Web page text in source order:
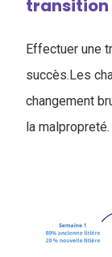
transition
Effectuer une
succès.Les
changement
la malpropreté.